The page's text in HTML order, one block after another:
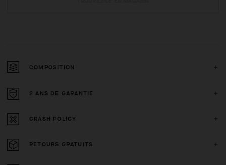
COMPOSITION
2 ANS DE GARANTIE
CRASH POLICY
RETOURS GRATUITS